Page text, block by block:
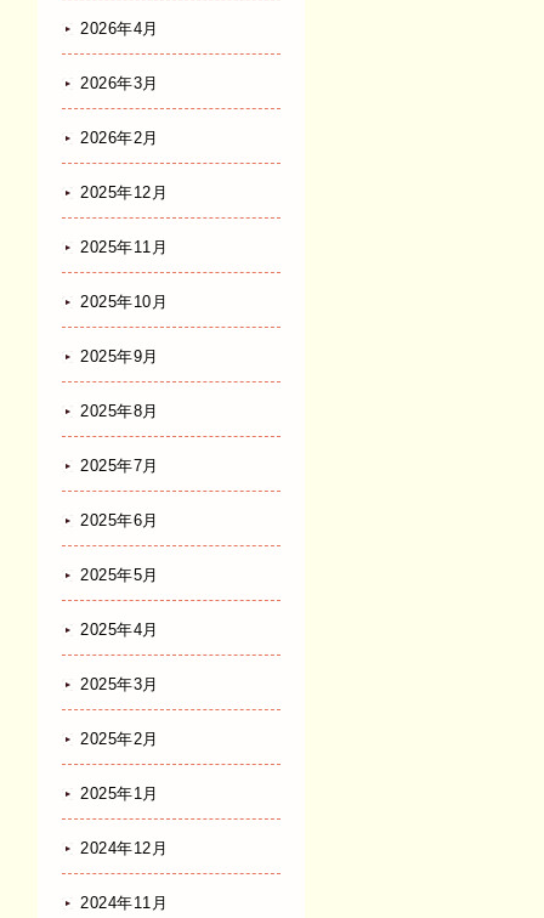
2026年4月
2026年3月
2026年2月
2025年12月
2025年11月
2025年10月
2025年9月
2025年8月
2025年7月
2025年6月
2025年5月
2025年4月
2025年3月
2025年2月
2025年1月
2024年12月
2024年11月